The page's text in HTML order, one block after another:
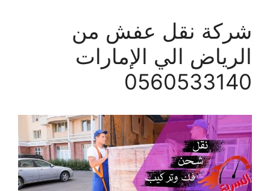
شركة نقل عفش من
الرياض الي الإمارات
0560533140